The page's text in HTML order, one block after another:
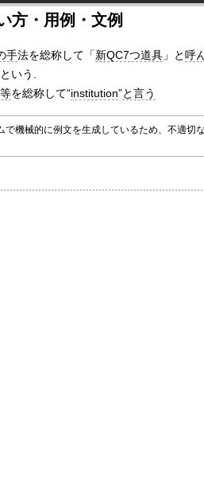
方・用例・文例
手法を総称して「新QC7つ道具」と呼
いう.
を総称して“institution”と言う
機械的に例文を生成しているため、不適切